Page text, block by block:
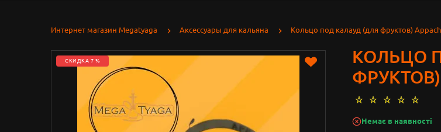
Интернет магазин Megatyaga Аксессуары для кальяна Кольцо под калауд (для фруктов) Appach
СКИДКА 7 %
КОЛЬЦО
ФРУКТОВ)
Немає в наявності